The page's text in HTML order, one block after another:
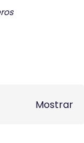
Mostrar